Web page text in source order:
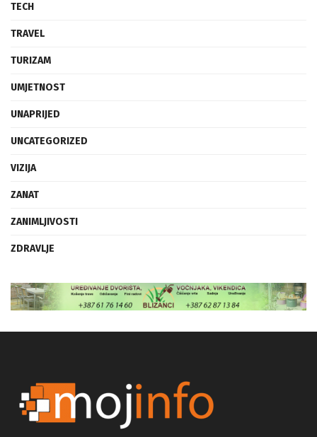
TECH
TRAVEL
TURIZAM
UMJETNOST
UNAPRIJED
UNCATEGORIZED
VIZIJA
ZANAT
ZANIMLJIVOSTI
ZDRAVLJE